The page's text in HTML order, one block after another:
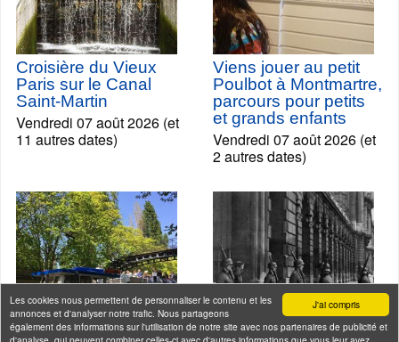
J'ai compris
Les cookies nous permettent de personnaliser le contenu et les
annonces et d'analyser notre trafic. Nous partageons
également des informations sur l'utilisation de notre site avec nos partenaires de publicité et
Croisière du Vieux
Paris sur le Canal
Saint-Martin
Vendredi 07 août 2026 (et
11 autres dates)
Viens jouer au petit
Poulbot à Montmartre,
parcours pour petits
et grands enfants
Vendredi 07 août 2026 (et
2 autres dates)